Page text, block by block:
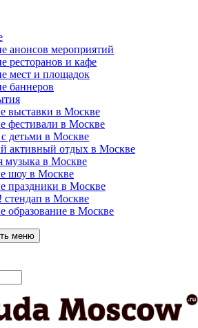
анонсов мероприятий
ресторанов и кафе
мест и площадок
баннеров
выставки в Москве
фестивали в Москве
детьми в Москве
активный отдых в Москве
музыка в Москве
шоу в Москве
праздники в Москве
стендап в Москве
образование в Москве
меню